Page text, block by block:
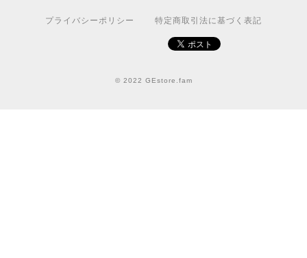
プライバシーポリシー 特定商取引法に基づく表記
© 2022 GEstore.fam